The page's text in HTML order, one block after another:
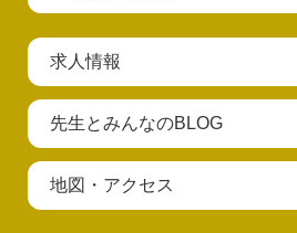
求人情報
先生とみんなのBLOG
地図・アクセス